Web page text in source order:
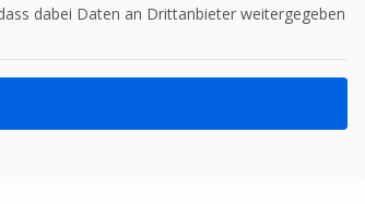
dabei Daten an Drittanbieter weitergegeben